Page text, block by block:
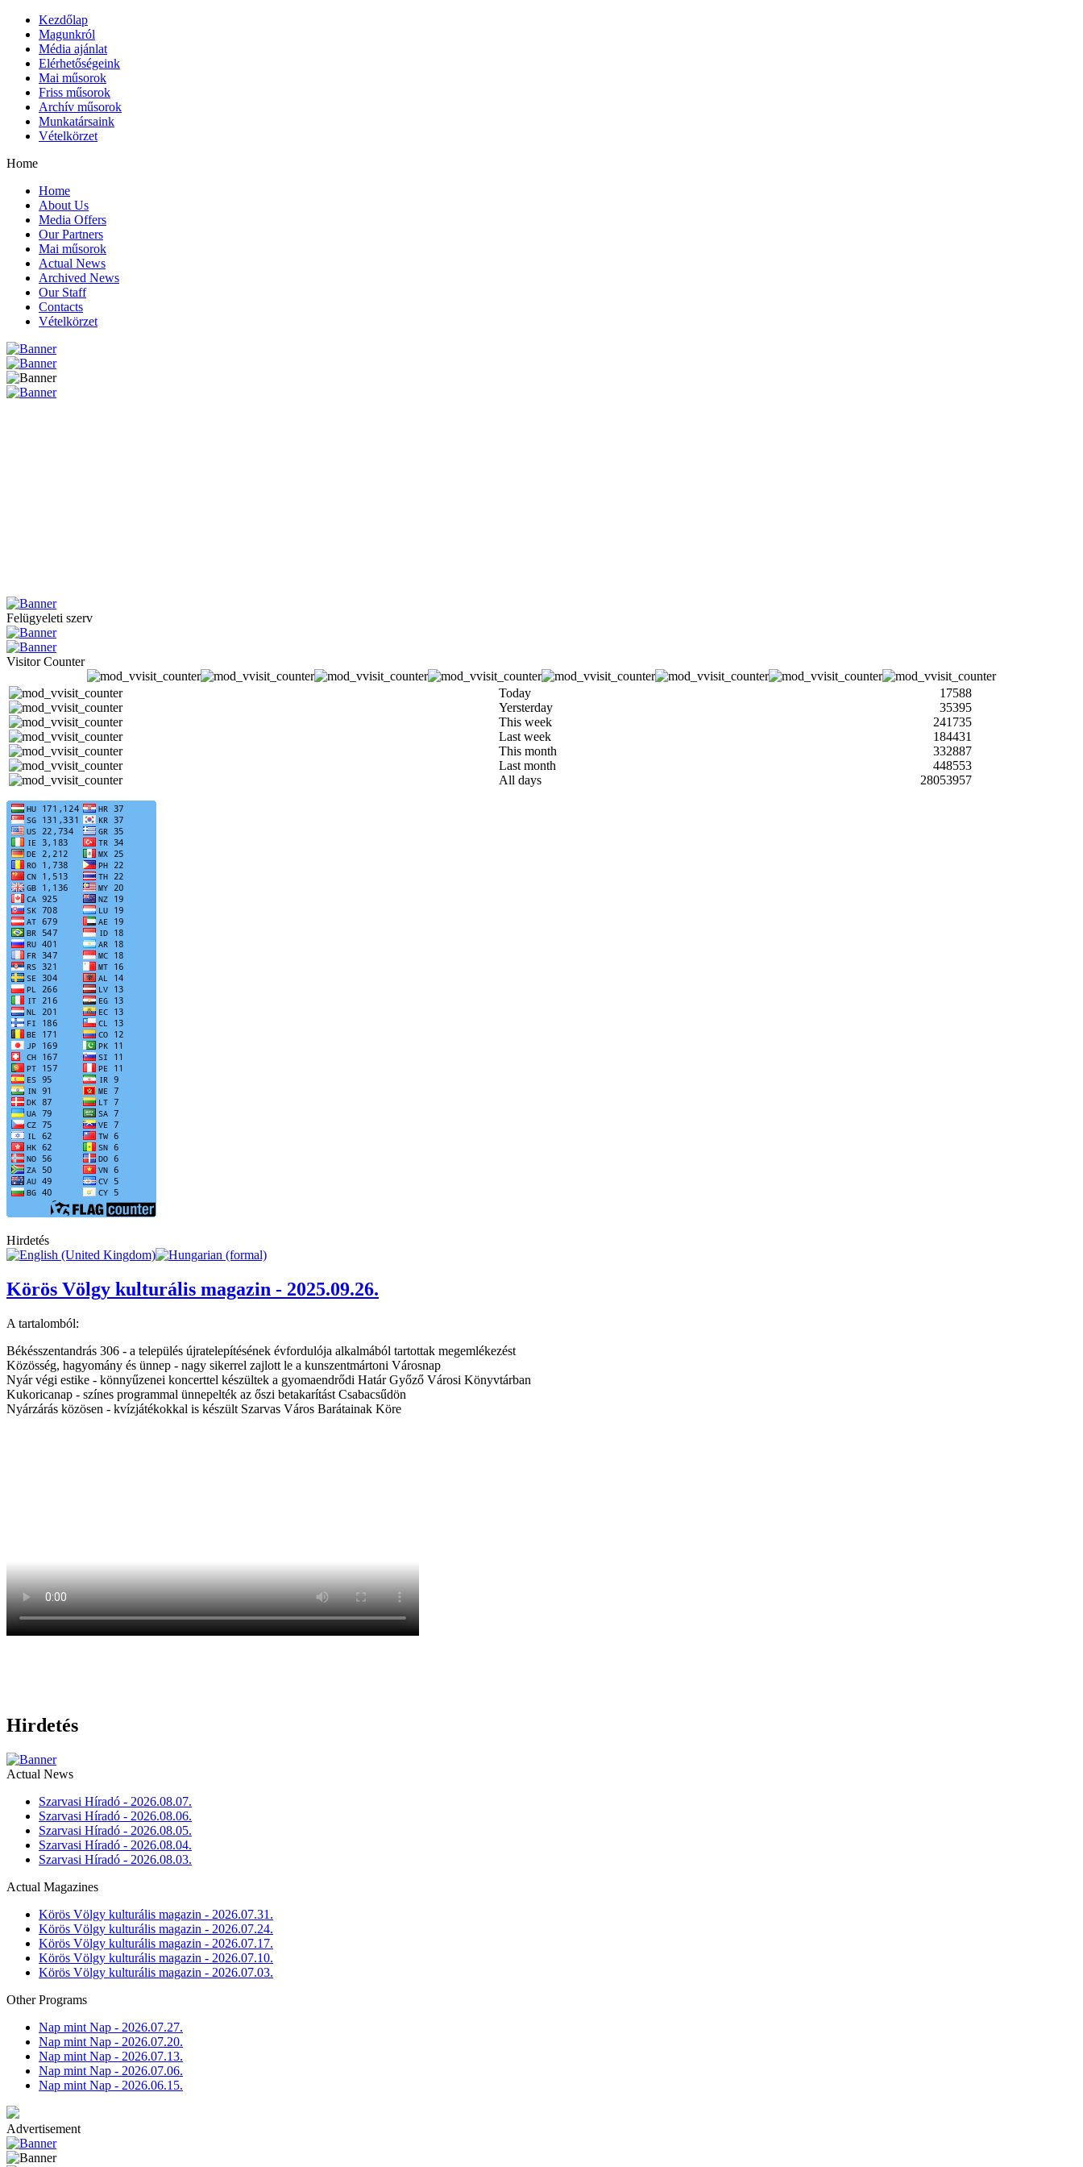
Kezdőlap
Magunkról
Média ajánlat
Elérhetőségeink
Mai műsorok
Friss műsorok
Archív műsorok
Munkatársaink
Vételkörzet
Home
Home
About Us
Media Offers
Our Partners
Mai műsorok
Actual News
Archived News
Our Staff
Contacts
Vételkörzet
Felügyeleti szerv
Visitor Counter
Today
17588
Yersterday
35395
This week
241735
Last week
184431
This month
332887
Last month
448553
All days
28053957
Hirdetés
Körös Völgy kulturális magazin - 2025.09.26.
A tartalomból:
Békésszentandrás 306 - a település újratelepítésének évfordulója alkalmából tartottak megemlékezést
Közösség, hagyomány és ünnep - nagy sikerrel zajlott le a kunszentmártoni Városnap
Nyár végi estike - könnyűzenei koncerttel készültek a gyomaendrődi Határ Győző Városi Könyvtárban
Kukoricanap - színes programmal ünnepelték az őszi betakarítást Csabacsűdön
Nyárzárás közösen - kvízjátékokkal is készült Szarvas Város Barátainak Köre
Hirdetés
Actual News
Szarvasi Híradó - 2026.08.07.
Szarvasi Híradó - 2026.08.06.
Szarvasi Híradó - 2026.08.05.
Szarvasi Híradó - 2026.08.04.
Szarvasi Híradó - 2026.08.03.
Actual Magazines
Körös Völgy kulturális magazin - 2026.07.31.
Körös Völgy kulturális magazin - 2026.07.24.
Körös Völgy kulturális magazin - 2026.07.17.
Körös Völgy kulturális magazin - 2026.07.10.
Körös Völgy kulturális magazin - 2026.07.03.
Other Programs
Nap mint Nap - 2026.07.27.
Nap mint Nap - 2026.07.20.
Nap mint Nap - 2026.07.13.
Nap mint Nap - 2026.07.06.
Nap mint Nap - 2026.06.15.
Advertisement